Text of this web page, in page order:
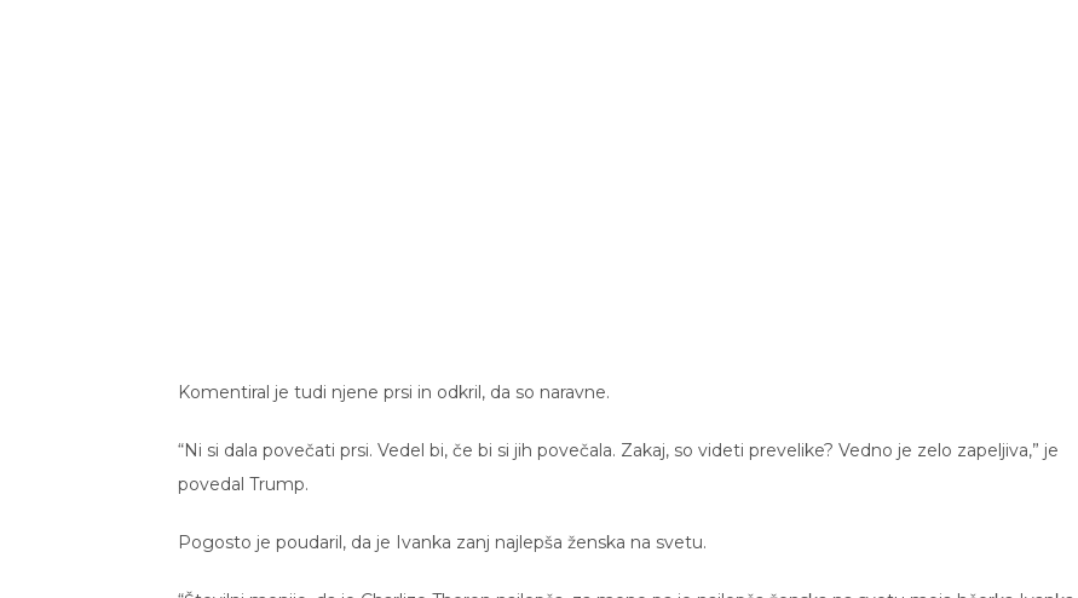
Komentiral je tudi njene prsi in odkril, da so naravne.
“Ni si dala povečati prsi. Vedel bi, če bi si jih povečala. Zakaj, so videti prevelike? Vedno je zelo zapeljiva,” je
povedal Trump.
Pogosto je poudaril, da je Ivanka zanj najlepša ženska na svetu.